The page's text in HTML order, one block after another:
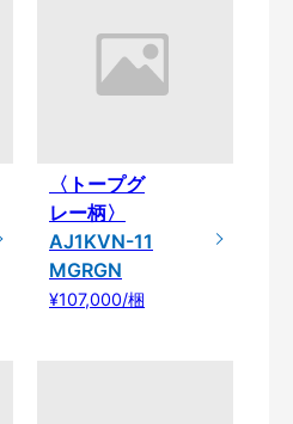
〈トープグ
レー柄〉
AJ1KVN-11
MGRGN
¥107,000/梱